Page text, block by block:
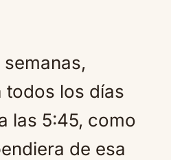
semanas,
todos los días
las 5:45, como
de esa